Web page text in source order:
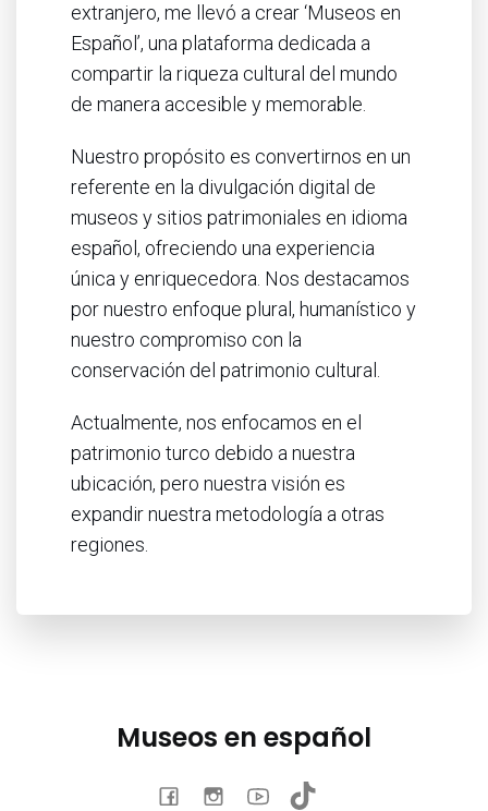
extranjero, me llevó a crear ‘Museos en
Español’, una plataforma dedicada a
compartir la riqueza cultural del mundo
de manera accesible y memorable.
Nuestro propósito es convertirnos en un
referente en la divulgación digital de
museos y sitios patrimoniales en idioma
español, ofreciendo una experiencia
única y enriquecedora. Nos destacamos
por nuestro enfoque plural, humanístico y
nuestro compromiso con la
conservación del patrimonio cultural.
Actualmente, nos enfocamos en el
patrimonio turco debido a nuestra
ubicación, pero nuestra visión es
expandir nuestra metodología a otras
regiones.
Museos en español